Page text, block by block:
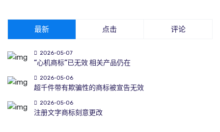
最新 点击 评论
2026-05-07
“心机商标”已无效 相关产品仍在
2026-05-06
超千件带有欺骗性的商标被宣告无效
2026-05-06
注册文字商标刻意更改